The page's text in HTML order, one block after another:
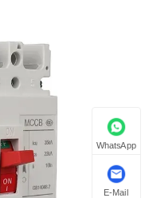
WhatsApp
E-Mail